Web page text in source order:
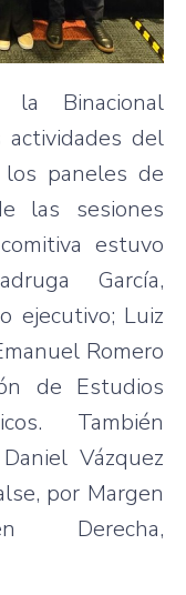
Binacional
del
paneles de
las sesiones
estuvo
García,
ejecutivo; Luiz
Romero
de Estudios
También
Vázquez
por Margen
Derecha,